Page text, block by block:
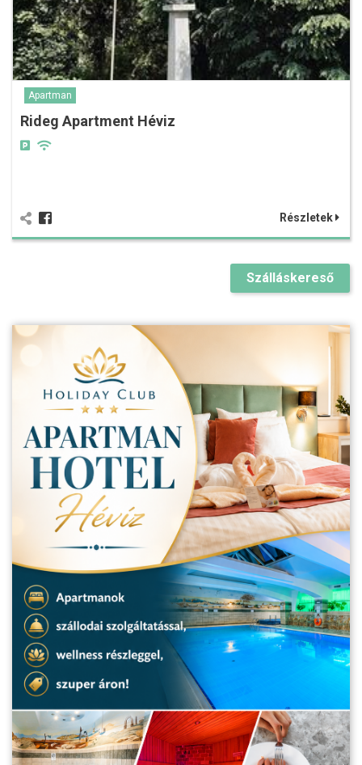
Apartman
Rideg Apartment Héviz
Részletek
Szálláskereső